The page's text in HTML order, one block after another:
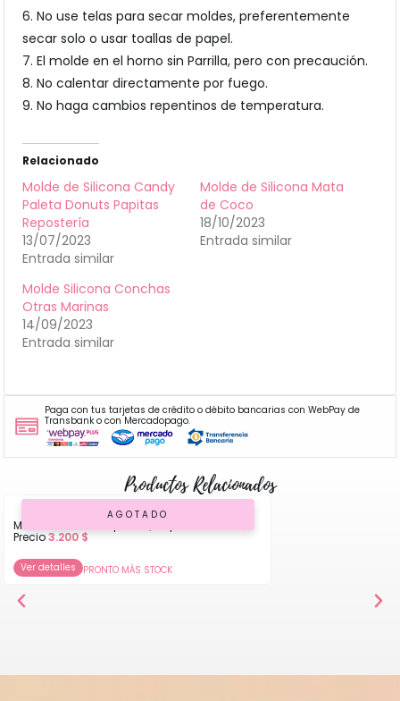
6. No use telas para secar moldes, preferentemente
secar solo o usar toallas de papel.
7. El molde en el horno sin Parrilla, pero con precaución.
8. No calentar directamente por fuego.
9. No haga cambios repentinos de temperatura.
Relacionado
Molde de Silicona Candy
Paleta Donuts Papitas
Repostería
13/07/2023
Entrada similar
Molde de Silicona Mata
de Coco
18/10/2023
Entrada similar
Molde Silicona Conchas
Otras Marinas
14/09/2023
Entrada similar
Paga con tus tarjetas de crédito o débito bancarias con WebPay de
Transbank o con Mercadopago.
Productos Relacionados
AGOTADO
Molde de Silicona para Queque
Precio3.200 $
Ver detalles PRONTO MÁS STOCK